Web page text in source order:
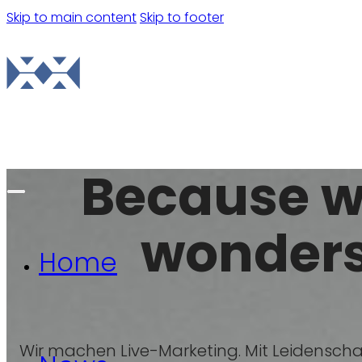
Skip to main contentSkip to footer
Home
Because
Wir machen Live-Marketing. Mit